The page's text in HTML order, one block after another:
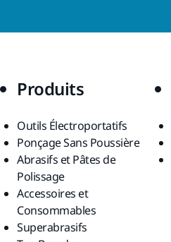
Produits
Outils Électroportatifs
Ponçage Sans Poussière
Abrasifs et Pâtes de
Polissage
Accessoires et
Consommables
Superabrasifs